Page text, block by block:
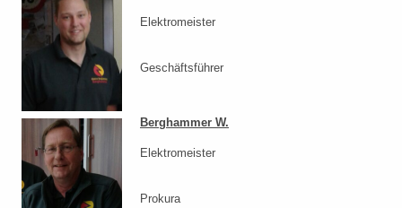
Elektromeister
Geschäftsführer
Berghammer W.
Elektromeister
Prokura